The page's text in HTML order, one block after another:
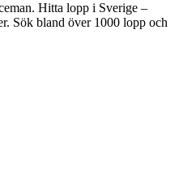
Hitta lopp i Sverige –
Sök bland över 1000 lopp och